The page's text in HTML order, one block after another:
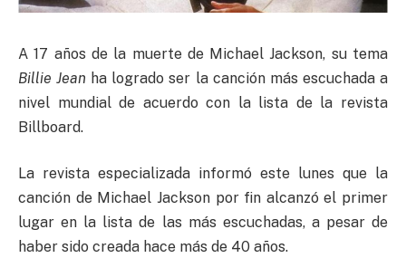
A 17 años de la muerte de Michael Jackson, su tema
Billie Jean ha logrado ser la canción más escuchada a
nivel mundial de acuerdo con la lista de la revista
Billboard.
La revista especializada informó este lunes que la
canción de Michael Jackson por fin alcanzó el primer
lugar en la lista de las más escuchadas, a pesar de
haber sido creada hace más de 40 años.